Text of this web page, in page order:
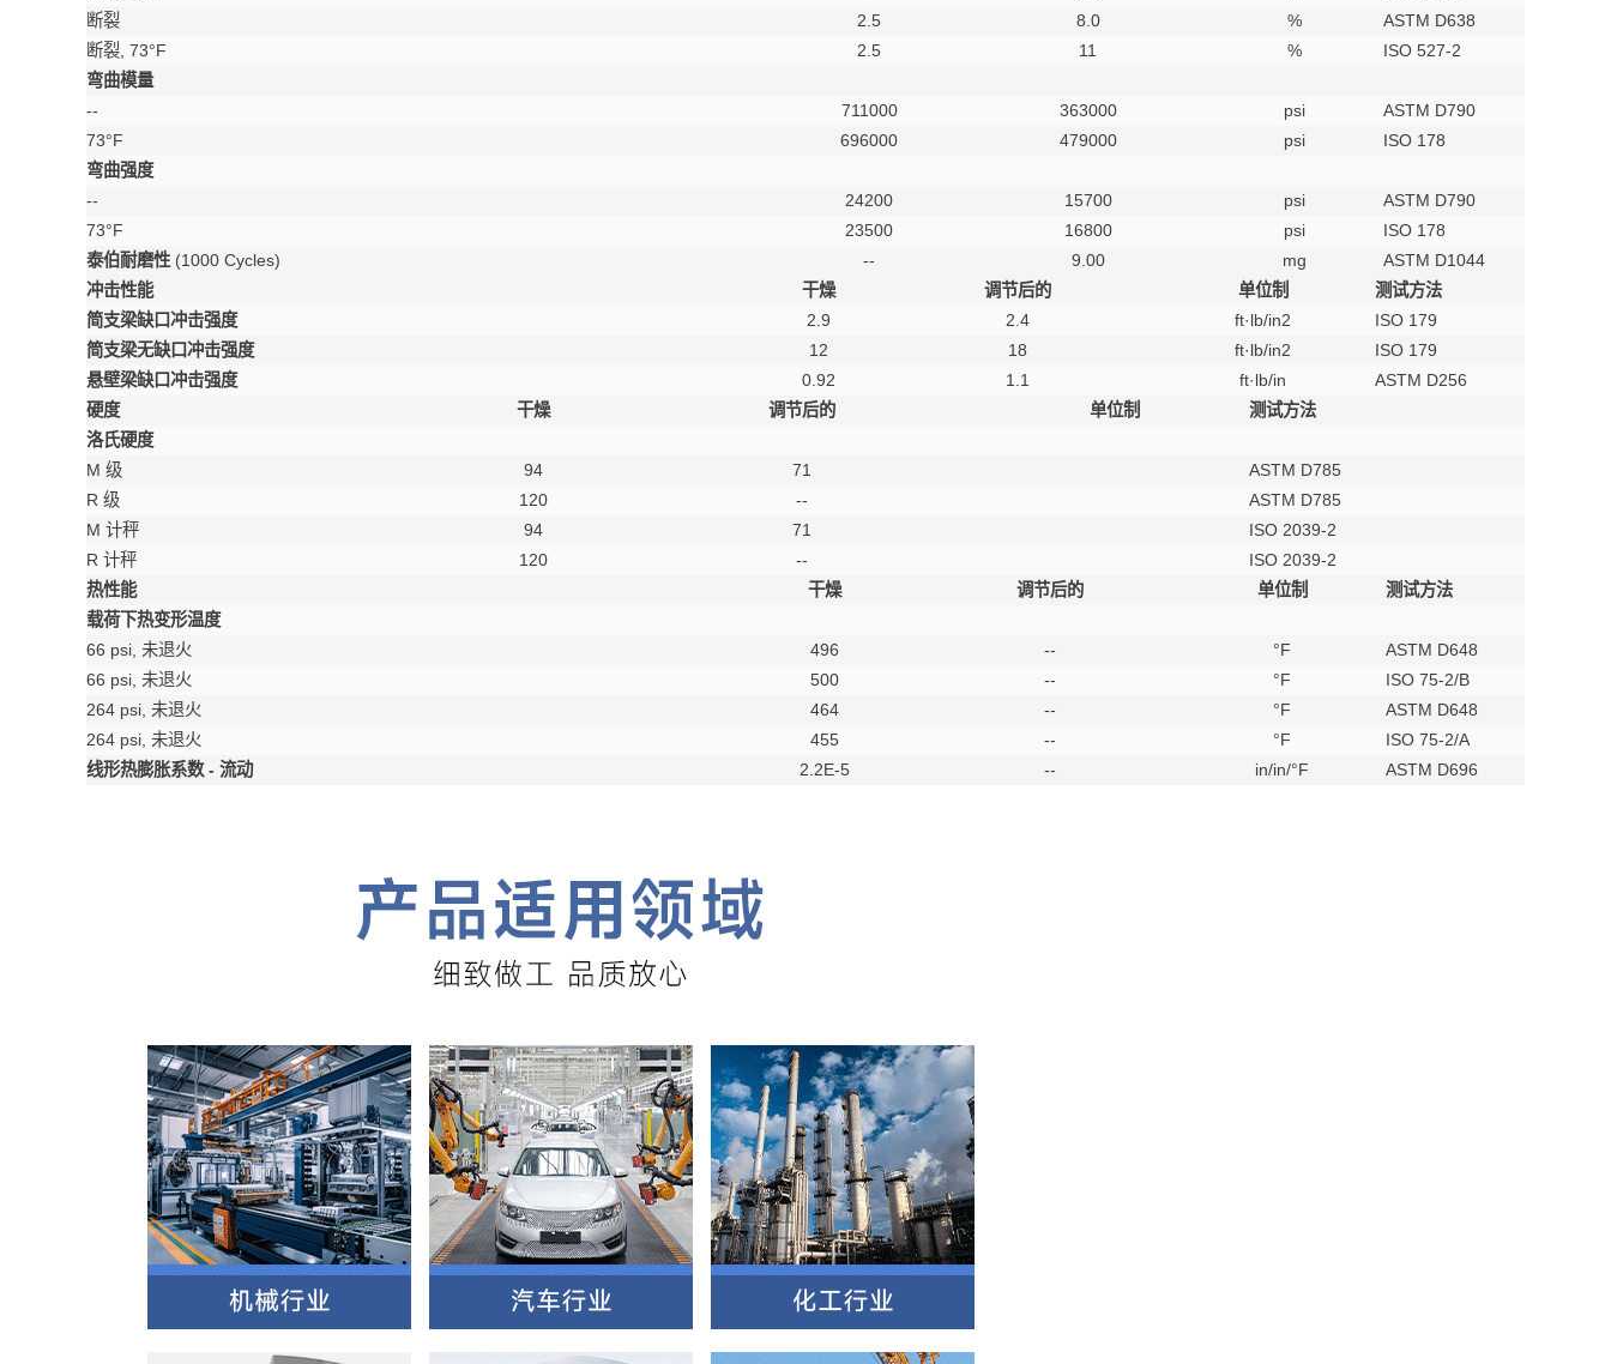
断裂
2.5 8.0 %
ASTM D638
断裂, 73°F
2.5 11 %
ISO 527-2
弯曲模量
--
711000 363000 psi
ASTM D790
73°F
696000 479000 psi
ISO 178
弯曲强度
--
24200 15700 psi
ASTM D790
73°F
23500 16800 psi
ISO 178
泰伯耐磨性 (1000 Cycles) -- 9.00 mg
ASTM D1044
冲击性能
干燥 调节后的 单位制
测试方法
简支梁缺口冲击强度
2.9 2.4 ft·lb/in2
ISO 179
简支梁无缺口冲击强度
12 18 ft·lb/in2
ISO 179
悬壁梁缺口冲击强度
0.92 1.1 ft·lb/in
ASTM D256
硬度
干燥 调节后的 单位制
测试方法
洛氏硬度
M 级
94 71
ASTM D785
R 级
120 --
ASTM D785
M 计秤
94 71
ISO 2039-2
R 计秤
120 --
ISO 2039-2
热性能
干燥 调节后的 单位制
测试方法
载荷下热变形温度
66 psi, 未退火
496 -- °F
ASTM D648
66 psi, 未退火
500 -- °F
ISO 75-2/B
264 psi, 未退火
464 -- °F
ASTM D648
264 psi, 未退火
455 -- °F
ISO 75-2/A
线形热膨胀系数 - 流动
2.2E-5 -- in/in/°F ASTM D696